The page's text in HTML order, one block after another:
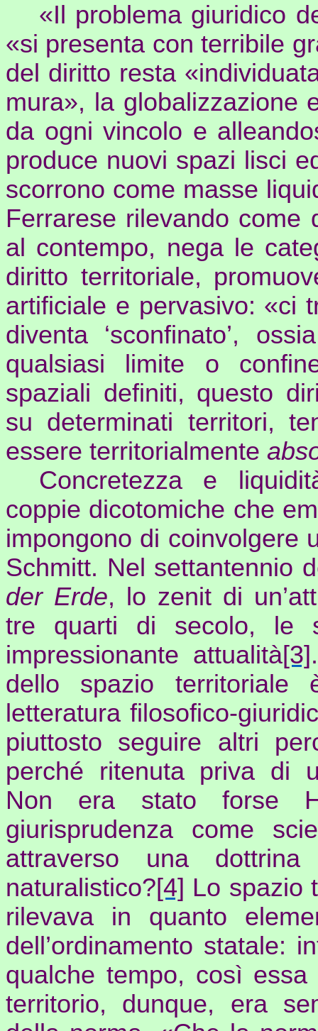
«Il problema giuridico
«si presenta con terribile
del diritto resta
mura», la globalizzazione
da ogni vincolo e
produce nuovi spazi lisci
scorrono come masse
Ferrarese rilevando come
al contempo, nega le
diritto territoriale,
artificiale e pervasivo: «ci
diventa ‘sconfinato’,
qualsiasi limite o
spaziali definiti, questo
su determinati territori,
essere territorialmente
Concretezza e
coppie dicotomiche che
impongono di coinvolgere
Schmitt. Nel settantennio
der Erde, lo zenit di
tre quarti di secolo, le
impressionante attualità[3]
dello spazio territoriale
letteratura filosofico-
piuttosto seguire altri
perché ritenuta priva di
Non era stato forse
giurisprudenza come
attraverso una
naturalistico?[4] Lo spazio
rilevava in quanto
dell’ordinamento statale:
qualche tempo, così
territorio, dunque, era